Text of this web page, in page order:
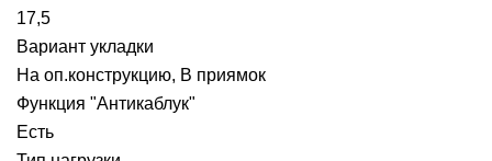
17,5
Вариант укладки
На оп.конструкцию, В приямок
Функция "Антикаблук"
Есть